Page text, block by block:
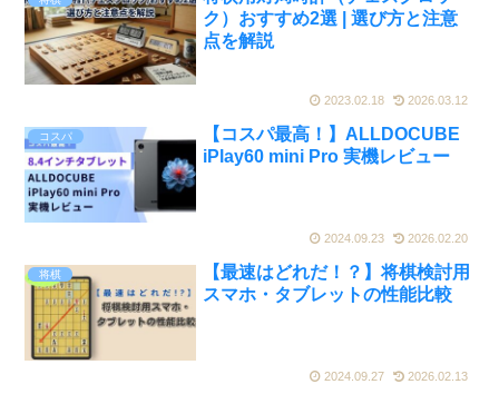
ク）おすすめ2選 | 選び方と注意
点を解説
2023.02.18 2026.03.12
コスパ
【コスパ最高！】ALLDOCUBE
iPlay60 mini Pro 実機レビュー
2024.09.23 2026.02.20
将棋
【最速はどれだ！？】将棋検討用
スマホ・タブレットの性能比較
2024.09.27 2026.02.13